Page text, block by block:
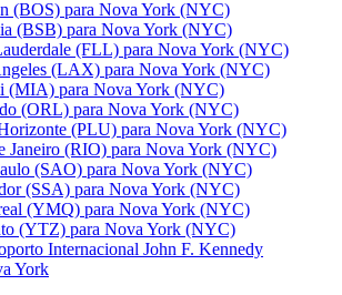
(BOS) para Nova York (NYC)
(BSB) para Nova York (NYC)
(FLL) para Nova York (NYC)
(LAX) para Nova York (NYC)
(MIA) para Nova York (NYC)
(ORL) para Nova York (NYC)
(PLU) para Nova York (NYC)
Janeiro (RIO) para Nova York (NYC)
(SAO) para Nova York (NYC)
(SSA) para Nova York (NYC)
(YMQ) para Nova York (NYC)
(YTZ) para Nova York (NYC)
Internacional John F. Kennedy
York